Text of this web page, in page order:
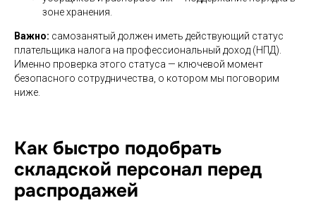
зоне хранения.
Важно: самозанятый должен иметь действующий статус
плательщика налога на профессиональный доход (НПД).
Именно проверка этого статуса — ключевой момент
безопасного сотрудничества, о котором мы поговорим
ниже.
Как быстро подобрать
складской персонал перед
распродажей